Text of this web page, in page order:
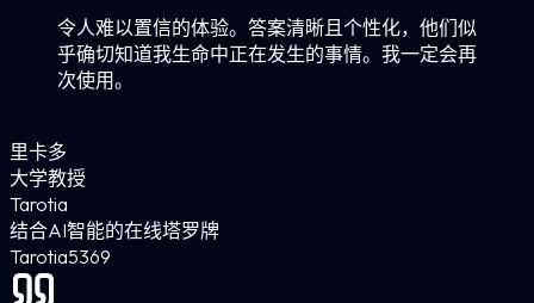
令人难以置信的体验。答案清晰且个性化，他们似
乎确切知道我生命中正在发生的事情。我一定会再
次使用。
里卡多
大学教授
Tarotia
结合AI智能的在线塔罗牌
Tarotia5369